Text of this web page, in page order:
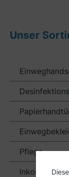
Unser
Pflege